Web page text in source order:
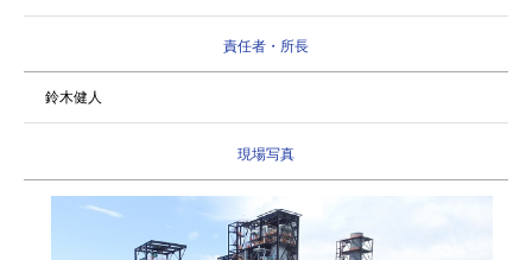
責任者・所長
鈴木健人
現場写真